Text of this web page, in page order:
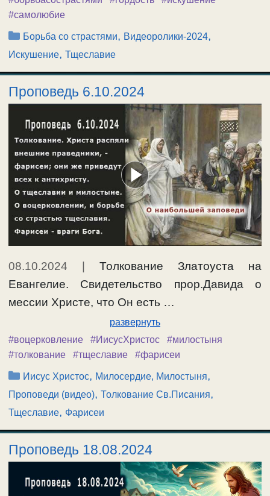
#самолюбие
Рубрики
Борьба со страстями, Видеоролики-2024,
Искушение, Тщеславие
Проповедь 6.10.2024
08.10.2024 | Толкование Златоуста на
Евангелие. Свидетельство прор.Давида о
мессии Христе, что Он есть …
развернуть
#воцерковление
#ИисусХристос
#милостыня
#толкование
#тщеславие #фарисеи
Рубрики
Иисус Христос, Милосердие, Милостыня,
Проповеди (видео), Толкование Св.Писания,
Тщеславие, Фарисеи
Проповедь 18.08.2024